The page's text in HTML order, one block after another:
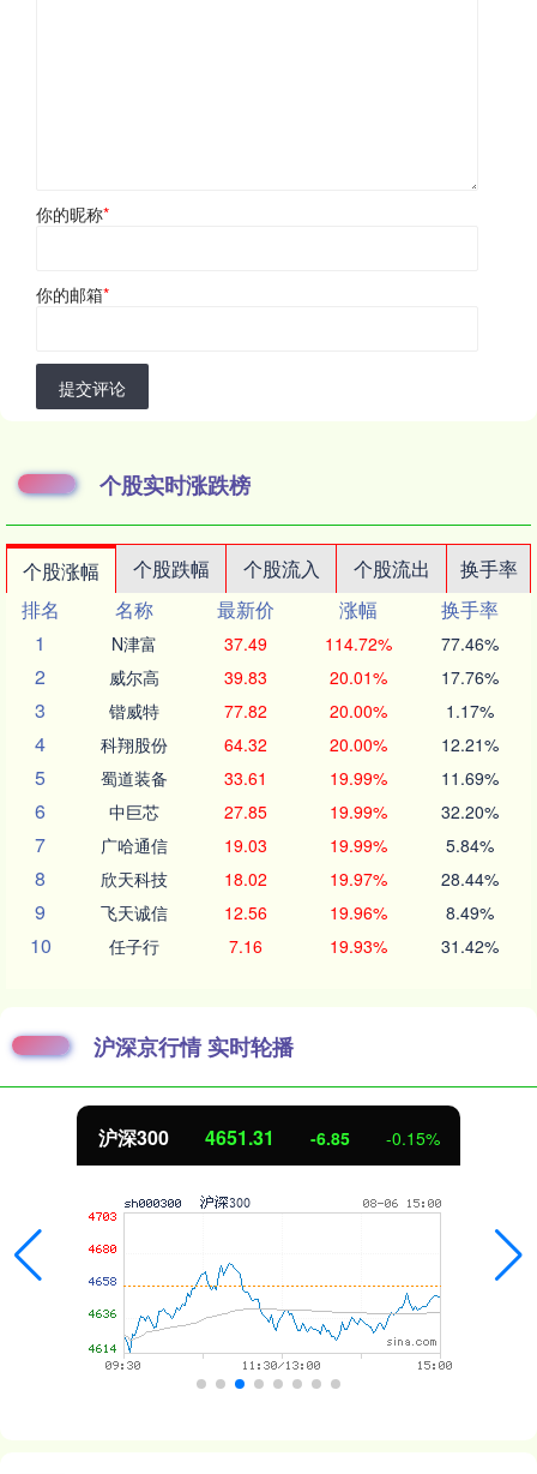
你的昵称*
你的邮箱*
提交评论
个股实时涨跌榜
个股涨幅 个股跌幅 个股流入 个股流出
换手率
排名
名称 最新价 涨幅
换手率
1
N津富 37.49 114.72% 77.46%
2 威尔高 39.83 20.01% 17.76%
3 锴威特 77.82 20.00% 1.17%
4 科翔股份 64.32 20.00% 12.21%
5 蜀道装备 33.61 19.99% 11.69%
6 中巨芯 27.85 19.99% 32.20%
7 广哈通信 19.03 19.99% 5.84%
8 欣天科技 18.02 19.97% 28.44%
9 飞天诚信 12.56 19.96% 8.49%
10 任子行 7.16 19.93% 31.42%
沪深京行情 实时轮播
沪深300 4651.31 -6.85 -0.15%